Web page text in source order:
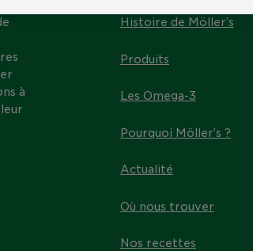
à
Histoire de Möller’s
Produits
Les Omega-3
Pourquoi Möller’s ?
Actualité
Où nous trouver
Nos recettes